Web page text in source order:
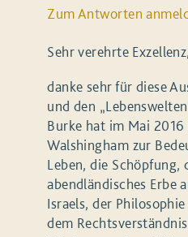
Zum Antworten
Sehr verehrte Exzellenz,
danke sehr für diese
und den
Burke hat im Mai
Walshingham zur
Leben, die Schöpfung,
abendländisches Erbe
Israels, der
dem